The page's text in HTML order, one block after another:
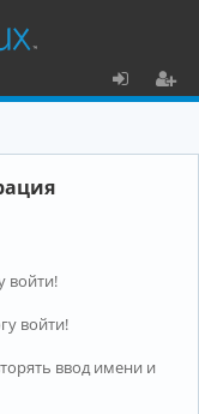
о
и
войти!
войти!
ввод имени и